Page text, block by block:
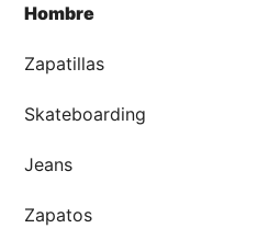
Tiendas
Hombre
Zapatillas
Skateboarding
Jeans
Zapatos